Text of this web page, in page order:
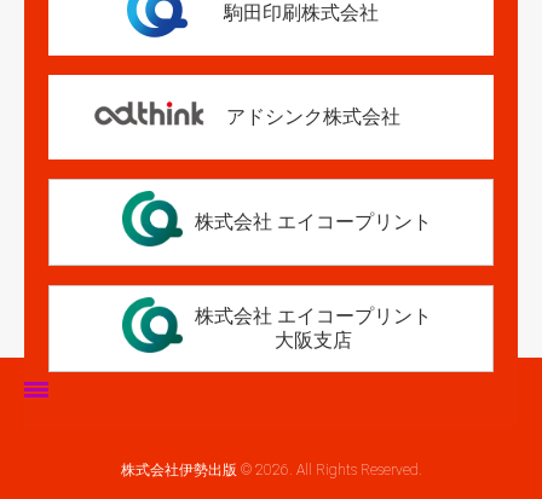
駒田印刷株式会社
アドシンク株式会社
株式会社 エイコープリント
株式会社 エイコープリント
大阪支店
株式会社伊勢出版 © 2026. All Rights Reserved.